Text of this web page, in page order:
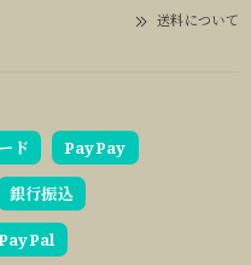
送料について
ド PayPay
銀行振込